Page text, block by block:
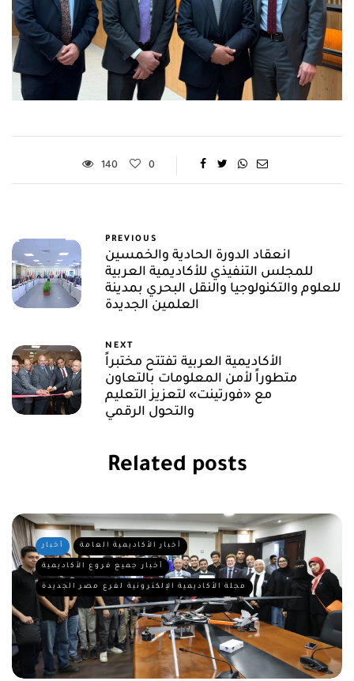
140 0
PREVIOUS
انعقاد الدورة الحادية والخمسين
للمجلس التنفيذي للأكاديمية العربية
للعلوم والتكنولوجيا والنقل البحري بمدينة
العلمين الجديدة
NEXT
الأكاديمية العربية تفتتح مختبراً
متطوراً لأمن المعلومات بالتعاون
مع «فورتينت» لتعزيز التعليم
والتحول الرقمي
Related posts
أخبار أخبار الأكاديمية العامة
أخبار جميع فروع الأكاديمية
مجلة الأكاديمية الإلكترونية لفرع مصر الجديدة